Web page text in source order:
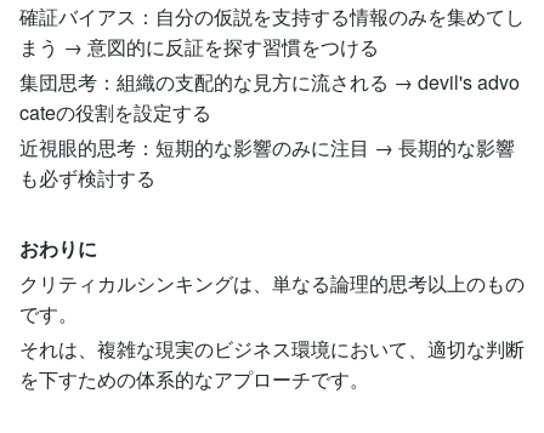
確証バイアス：自分の仮説を支持する情報のみを集めてし
まう → 意図的に反証を探す習慣をつける
集団思考：組織の支配的な見方に流される → devil's advo
cateの役割を設定する
近視眼的思考：短期的な影響のみに注目 → 長期的な影響
も必ず検討する
おわりに
クリティカルシンキングは、単なる論理的思考以上のもの
です。
それは、複雑な現実のビジネス環境において、適切な判断
を下すための体系的なアプローチです。